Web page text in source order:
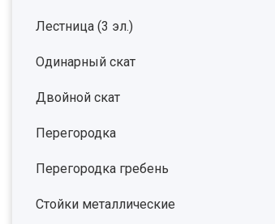
Лестница (3 эл.)
Одинарный скат
Двойной скат
Перегородка
Перегородка гребень
Стойки металлические